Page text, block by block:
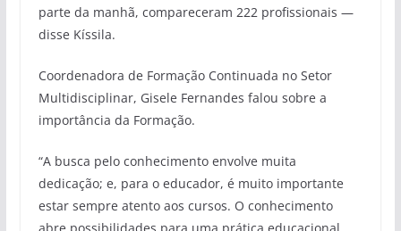
parte da manhã, compareceram 222 profissionais —
disse Kíssila.
Coordenadora de Formação Continuada no Setor
Multidisciplinar, Gisele Fernandes falou sobre a
importância da Formação.
“A busca pelo conhecimento envolve muita
dedicação; e, para o educador, é muito importante
estar sempre atento aos cursos. O conhecimento